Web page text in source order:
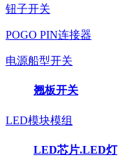
钮子开关
POGO PIN连接器
电源船型开关
翘板开关
LED模块模组
LED芯片.LED灯